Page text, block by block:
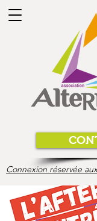
Connexion réservée